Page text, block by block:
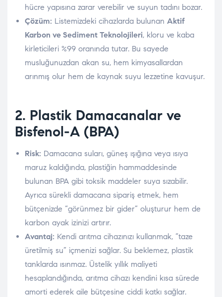
hücre yapısına zarar verebilir ve suyun tadını bozar.
Çözüm: Listemizdeki cihazlarda bulunan Aktif
Karbon ve Sediment Teknolojileri, kloru ve kaba
kirleticileri %99 oranında tutar. Bu sayede
musluğunuzdan akan su, hem kimyasallardan
arınmış olur hem de kaynak suyu lezzetine kavuşur.
2. Plastik Damacanalar ve
Bisfenol-A (BPA)
Risk: Damacana suları, güneş ışığına veya ısıya
maruz kaldığında, plastiğin hammaddesinde
bulunan BPA gibi toksik maddeler suya sızabilir.
Ayrıca sürekli damacana sipariş etmek, hem
bütçenizde “görünmez bir gider” oluşturur hem de
karbon ayak izinizi artırır.
Avantaj: Kendi arıtma cihazınızı kullanmak, “taze
üretilmiş su” içmenizi sağlar. Su beklemez, plastik
tanklarda ısınmaz. Üstelik yıllık maliyeti
hesaplandığında, arıtma cihazı kendini kısa sürede
amorti ederek aile bütçesine ciddi katkı sağlar.